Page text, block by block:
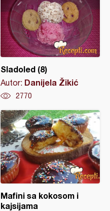
Sladoled (8)
Autor: Danijela Žikić
2770
Mafini sa kokosom i
kajsijama